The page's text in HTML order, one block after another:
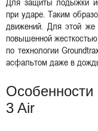
при ударе. Таким
движений. Для этой же
повышенной
по технологии
асфальтом даже в
Особенности
3 Air